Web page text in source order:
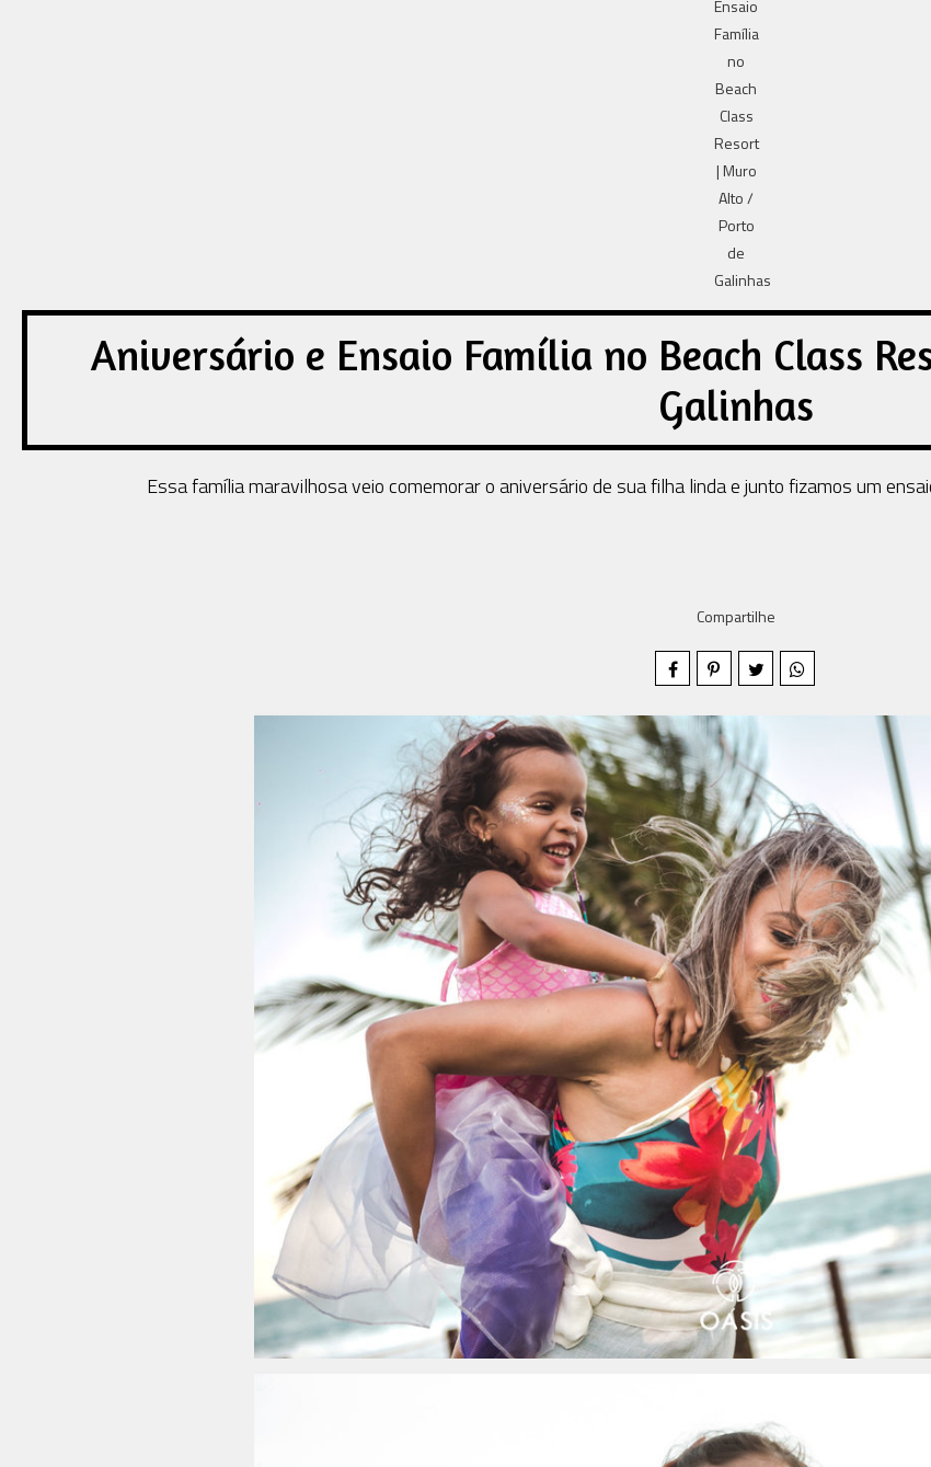
Aniversário e Ensaio Família no Beach Class
Galinhas
Essa família maravilhosa veio comemorar o aniversário de sua filha linda e junto fizamos um
Compartilhe